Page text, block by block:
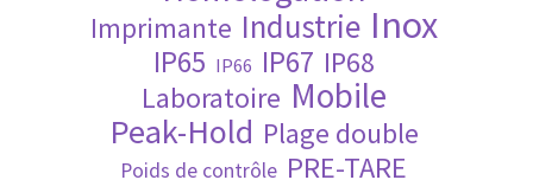
Imprimante Industrie Inox
IP65 IP66 IP67 IP68
Laboratoire Mobile
Peak-Hold Plage double
Poids de contrôle PRE-TARE